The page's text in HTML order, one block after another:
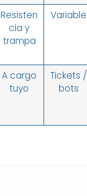
Resisten
cia y
trampa
Variable
A cargo
tuyo
Tickets /
bots